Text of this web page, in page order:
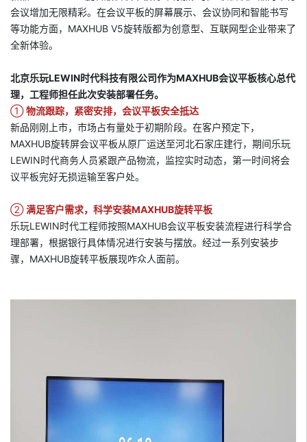
会议增加无限精彩。在会议平板的屏幕展示、会议协同和智能书写
等功能方面，MAXHUB V5旋转版都为创意型、互联网型企业带来了
全新体验。
北京乐玩LEWIN时代科技有限公司作为MAXHUB会议平板核心总代
理，工程师担任此次安装部署任务。
①物流跟踪，紧密安排，会议平板安全抵达
新品刚刚上市，市场占有量处于初期阶段。在客户预定下，
MAXHUB旋转屏会议平板从原厂运送至河北石家庄建行，期间乐玩
LEWIN时代商务人员紧跟产品物流，监控实时动态，第一时间将会
议平板完好无损运输至客户处。
②满足客户需求，科学安装MAXHUB旋转平板
乐玩LEWIN时代工程师按照MAXHUB会议平板安装流程进行科学合
理部署，根据银行具体情况进行安装与摆放。经过一系列安装步
骤，MAXHUB旋转平板展现咋众人面前。